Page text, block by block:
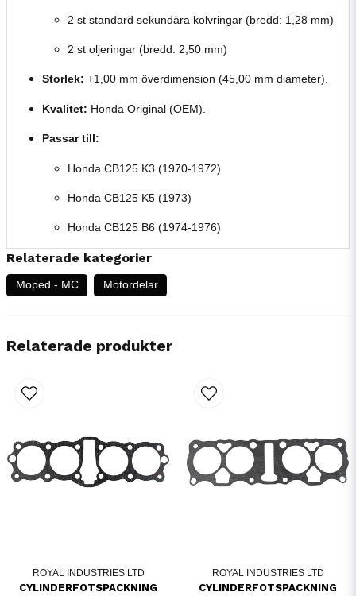
2 st standard sekundära kolvringar (bredd: 1,28 mm)
2 st oljeringar (bredd: 2,50 mm)
Storlek: +1,00 mm överdimension (45,00 mm diameter).
Kvalitet: Honda Original (OEM).
Passar till:
Honda CB125 K3 (1970-1972)
Honda CB125 K5 (1973)
Honda CB125 B6 (1974-1976)
Relaterade kategorier
Moped - MC Motordelar
Relaterade produkter
ROYAL INDUSTRIES LTD
CYLINDERFOTSPACKNING
ROYAL INDUSTRIES LTD
CYLINDERFOTSPACKNING